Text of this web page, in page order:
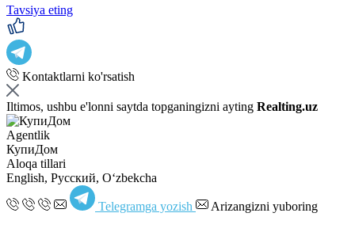
Tavsiya eting
Kontaktlarni ko'rsatish
Iltimos, ushbu e'lonni saytda topganingizni ayting Realting.uz
Agentlik
КупиДом
Aloqa tillari
English, Русский, Oʻzbekcha
Telegramga yozish Arizangizni yuboring